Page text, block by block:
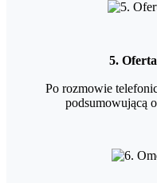
5.
Po rozmowie
podsumowującą